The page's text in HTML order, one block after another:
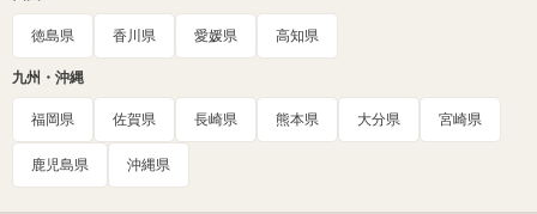
徳島県 香川県 愛媛県 高知県
九州・沖縄
福岡県 佐賀県 長崎県 熊本県 大分県 宮崎県
鹿児島県 沖縄県